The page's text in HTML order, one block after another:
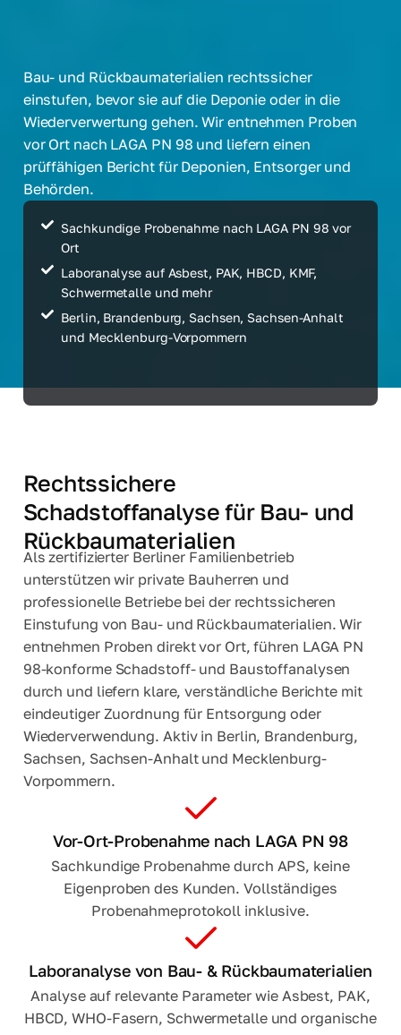
Bau- und Rückbaumaterialien rechtssicher
einstufen, bevor sie auf die Deponie oder in die
Wiederverwertung gehen. Wir entnehmen Proben
vor Ort nach LAGA PN 98 und liefern einen
prüffähigen Bericht für Deponien, Entsorger und
Behörden.
Sachkundige Probenahme nach LAGA PN 98 vor
Ort
Laboranalyse auf Asbest, PAK, HBCD, KMF,
Schwermetalle und mehr
Berlin, Brandenburg, Sachsen, Sachsen-Anhalt
und Mecklenburg-Vorpommern
Rechtssichere
Schadstoffanalyse für Bau- und
Rückbaumaterialien
Als zertifizierter Berliner Familienbetrieb
unterstützen wir private Bauherren und
professionelle Betriebe bei der rechtssicheren
Einstufung von Bau- und Rückbaumaterialien. Wir
entnehmen Proben direkt vor Ort, führen LAGA PN
98-konforme Schadstoff- und Baustoffanalysen
durch und liefern klare, verständliche Berichte mit
eindeutiger Zuordnung für Entsorgung oder
Wiederverwendung. Aktiv in Berlin, Brandenburg,
Sachsen, Sachsen-Anhalt und Mecklenburg-
Vorpommern.
Vor-Ort-Probenahme nach LAGA PN 98
Sachkundige Probenahme durch APS, keine
Eigenproben des Kunden. Vollständiges
Probenahmeprotokoll inklusive.
Laboranalyse von Bau- & Rückbaumaterialien
Analyse auf relevante Parameter wie Asbest, PAK,
HBCD, WHO-Fasern, Schwermetalle und organische